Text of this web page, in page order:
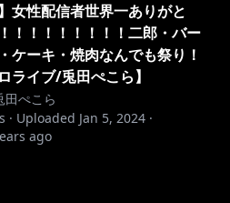
女性配信者世界一ありがと
！！！！！！！！二郎・バー
ケーキ・焼肉なんでも祭り！
ライブ/兎田ぺこら】
田ぺこら
· Uploaded Jan 5, 2024 ·
ago